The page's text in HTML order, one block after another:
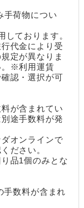
荷物につい
しております。
代金により受
定が異なりま
。※利用運賃
認・選択が可
が含まれてい
途手数料が発
オンラインで
ださい。
品1個のみとな
手数料が含まれ